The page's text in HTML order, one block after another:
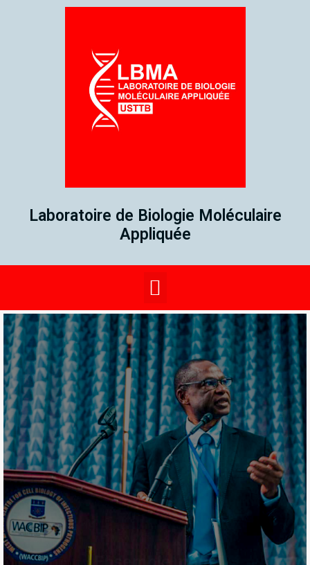
Laboratoire de Biologie Moléculaire
Appliquée
Ensemble, nous
pouvons faire briller la
recherche en
médecine tropicale et
en agriculture en
Afrique
Le Laboratoire fait partie du 𝐝𝐮 𝐡𝐚𝐮𝐭
𝐂𝐨𝐥𝐥𝐞̀𝐠𝐞 𝐝𝐞𝐬 𝐛𝐨𝐮𝐫𝐬𝐢𝐞𝐫𝐬 𝐢𝐧𝐭𝐞𝐫𝐧𝐚𝐭𝐢𝐨𝐧𝐚𝐮𝐱
𝐝𝐢𝐬𝐭𝐢𝐧𝐠𝐮𝐞́𝐬 𝐝𝐞 𝐥𝐚 𝐒𝐨𝐜𝐢𝐞́𝐭𝐞́ 𝐚𝐦𝐞́𝐫𝐢𝐜𝐚𝐢𝐧𝐞 𝐝𝐞
𝐦𝐞́𝐝𝐞𝐜𝐢𝐧𝐞 𝐭𝐫𝐨𝐩𝐢𝐜𝐚𝐥𝐞 𝐞𝐭 𝐝'𝐡𝐲𝐠𝐢𝐞̀𝐧𝐞 à travers
Professeur Ousmane Koïta
En savoir plus